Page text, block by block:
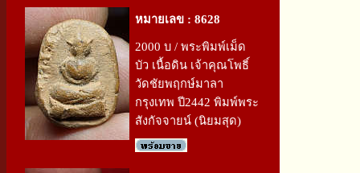
หมายเลข : 8628
2000 บ / พระพิมพ์เม็ด
บัว เนื้อดิน เจ้าคุณโพธิ์
วัดชัยพฤกษ์มาลา
กรุงเทพ ปี2442 พิมพ์พระ
สังกัจจายน์ (นิยมสุด)